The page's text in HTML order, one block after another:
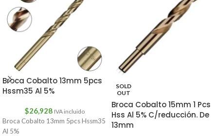
Broca Cobalto 13mm 5pcs
Hssm35 Al 5%
$26,928 IVA incluido
Broca Cobalto 13mm 5pcs Hssm35
Al 5%
SOLD
OUT
Broca Cobalto 15mm 1 Pcs
Hss Al 5% C/reducción. De
13mm